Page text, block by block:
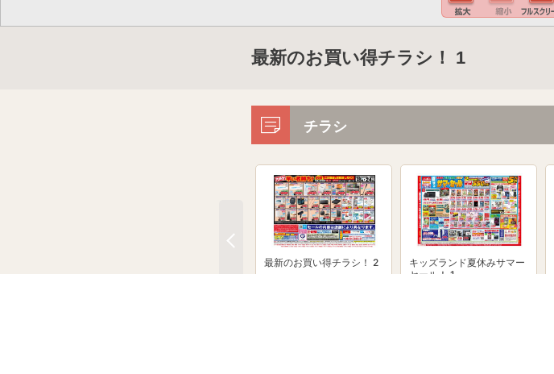
最新のお買い得チラシ！ 1
チラシ
最新のお買い得チラシ！ 2
キッズランド夏休みサマー
セール！ 1